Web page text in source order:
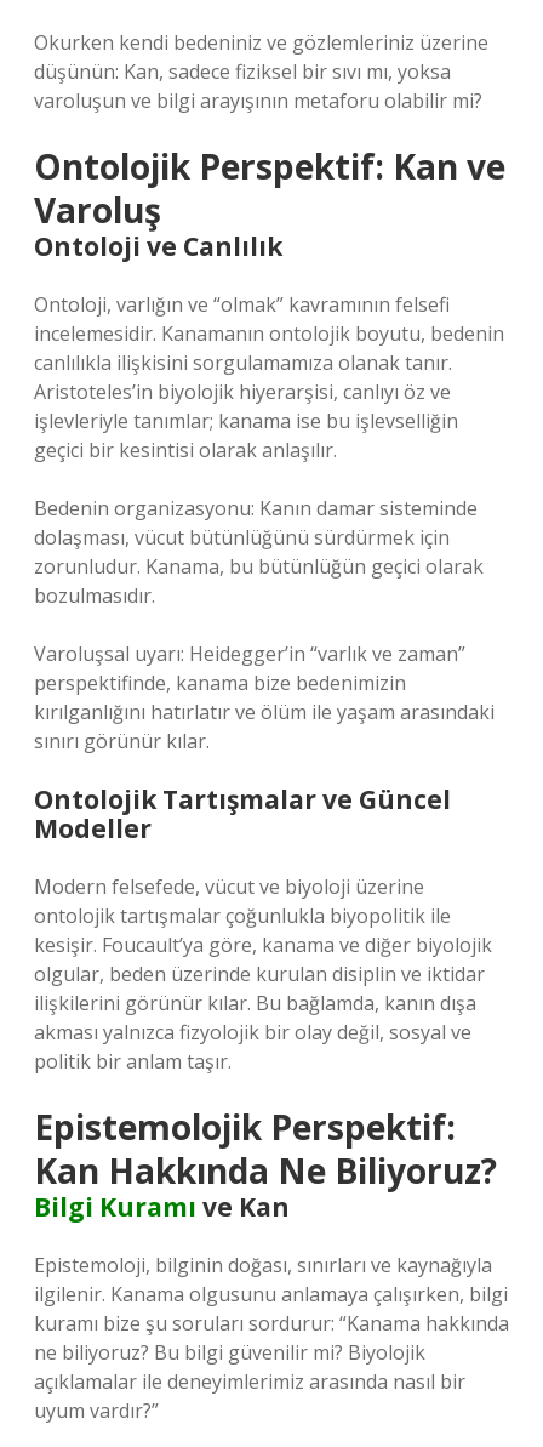
Okurken kendi bedeniniz ve gözlemleriniz üzerine
düşünün: Kan, sadece fiziksel bir sıvı mı, yoksa
varoluşun ve bilgi arayışının metaforu olabilir mi?
Ontolojik Perspektif: Kan ve
Varoluş
Ontoloji ve Canlılık
Ontoloji, varlığın ve “olmak” kavramının felsefi
incelemesidir. Kanamanın ontolojik boyutu, bedenin
canlılıkla ilişkisini sorgulamamıza olanak tanır.
Aristoteles’in biyolojik hiyerarşisi, canlıyı öz ve
işlevleriyle tanımlar; kanama ise bu işlevselliğin
geçici bir kesintisi olarak anlaşılır.
Bedenin organizasyonu: Kanın damar sisteminde
dolaşması, vücut bütünlüğünü sürdürmek için
zorunludur. Kanama, bu bütünlüğün geçici olarak
bozulmasıdır.
Varoluşsal uyarı: Heidegger’in “varlık ve zaman”
perspektifinde, kanama bize bedenimizin
kırılganlığını hatırlatır ve ölüm ile yaşam arasındaki
sınırı görünür kılar.
Ontolojik Tartışmalar ve Güncel
Modeller
Modern felsefede, vücut ve biyoloji üzerine
ontolojik tartışmalar çoğunlukla biyopolitik ile
kesişir. Foucault’ya göre, kanama ve diğer biyolojik
olgular, beden üzerinde kurulan disiplin ve iktidar
ilişkilerini görünür kılar. Bu bağlamda, kanın dışa
akması yalnızca fizyolojik bir olay değil, sosyal ve
politik bir anlam taşır.
Epistemolojik Perspektif:
Kan Hakkında Ne Biliyoruz?
Bilgi Kuramı ve Kan
Epistemoloji, bilginin doğası, sınırları ve kaynağıyla
ilgilenir. Kanama olgusunu anlamaya çalışırken, bilgi
kuramı bize şu soruları sordurur: “Kanama hakkında
ne biliyoruz? Bu bilgi güvenilir mi? Biyolojik
açıklamalar ile deneyimlerimiz arasında nasıl bir
uyum vardır?”